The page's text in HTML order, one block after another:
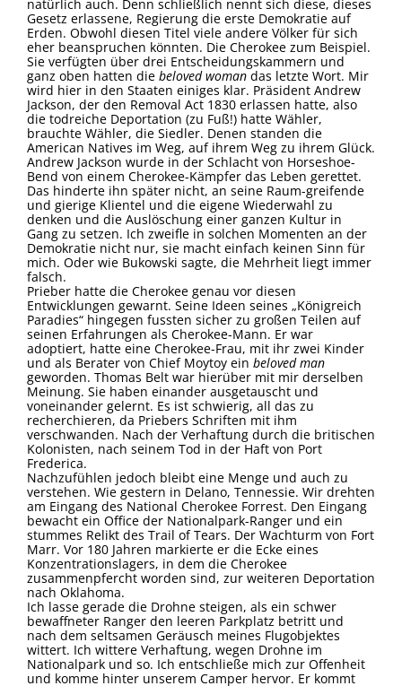
natürlich auch. Denn schließlich nennt sich diese, dieses
Gesetz erlassene, Regierung die erste Demokratie auf
Erden. Obwohl diesen Titel viele andere Völker für sich
eher beanspruchen könnten. Die Cherokee zum Beispiel.
Sie verfügten über drei Entscheidungskammern und
ganz oben hatten die beloved woman das letzte Wort. Mir
wird hier in den Staaten einiges klar. Präsident Andrew
Jackson, der den Removal Act 1830 erlassen hatte, also
die todreiche Deportation (zu Fuß!) hatte Wähler,
brauchte Wähler, die Siedler. Denen standen die
American Natives im Weg, auf ihrem Weg zu ihrem Glück.
Andrew Jackson wurde in der Schlacht von Horseshoe-
Bend von einem Cherokee-Kämpfer das Leben gerettet.
Das hinderte ihn später nicht, an seine Raum-greifende
und gierige Klientel und die eigene Wiederwahl zu
denken und die Auslöschung einer ganzen Kultur in
Gang zu setzen. Ich zweifle in solchen Momenten an der
Demokratie nicht nur, sie macht einfach keinen Sinn für
mich. Oder wie Bukowski sagte, die Mehrheit liegt immer
falsch.
Prieber hatte die Cherokee genau vor diesen
Entwicklungen gewarnt. Seine Ideen seines „Königreich
Paradies“ hingegen fussten sicher zu großen Teilen auf
seinen Erfahrungen als Cherokee-Mann. Er war
adoptiert, hatte eine Cherokee-Frau, mit ihr zwei Kinder
und als Berater von Chief Moytoy ein beloved man
geworden. Thomas Belt war hierüber mit mir derselben
Meinung. Sie haben einander ausgetauscht und
voneinander gelernt. Es ist schwierig, all das zu
recherchieren, da Priebers Schriften mit ihm
verschwanden. Nach der Verhaftung durch die britischen
Kolonisten, nach seinem Tod in der Haft von Port
Frederica.
Nachzufühlen jedoch bleibt eine Menge und auch zu
verstehen. Wie gestern in Delano, Tennessie. Wir drehten
am Eingang des National Cherokee Forrest. Den Eingang
bewacht ein Office der Nationalpark-Ranger und ein
stummes Relikt des Trail of Tears. Der Wachturm von Fort
Marr. Vor 180 Jahren markierte er die Ecke eines
Konzentrationslagers, in dem die Cherokee
zusammenpfercht worden sind, zur weiteren Deportation
nach Oklahoma.
Ich lasse gerade die Drohne steigen, als ein schwer
bewaffneter Ranger den leeren Parkplatz betritt und
nach dem seltsamen Geräusch meines Flugobjektes
wittert. Ich wittere Verhaftung, wegen Drohne im
Nationalpark und so. Ich entschließe mich zur Offenheit
und komme hinter unserem Camper hervor. Er kommt